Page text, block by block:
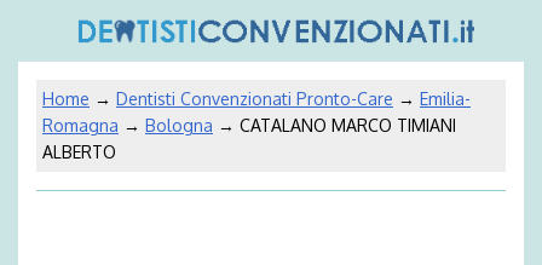
Home → Dentisti Convenzionati Pronto-Care → Emilia-
Romagna → Bologna → CATALANO MARCO TIMIANI
ALBERTO